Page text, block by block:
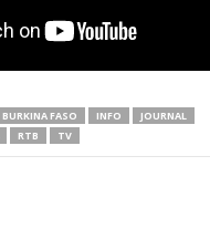
BURKINA FASO INFO
JOURNAL
RTB TV